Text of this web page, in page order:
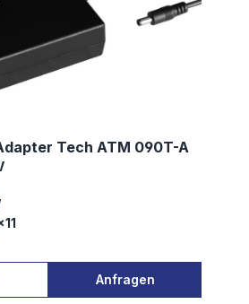
Tech ATM 090T-A
Anfragen